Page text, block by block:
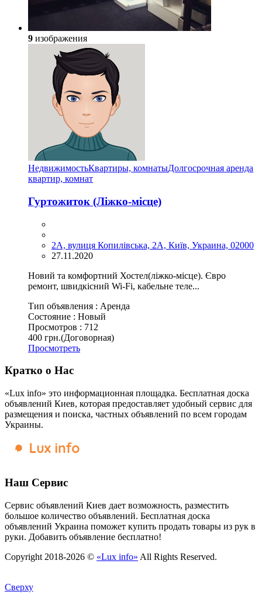
9 изображения
НедвижимостьКвартиры, комнатыДолгосрочная аренда
квартир, комнат
Гуртожиток (Ліжко-місце)
2A, вулиця Копилівська, 2А, Київ, Украина, 02000
27.11.2020
Новий та комфортний Хостел(ліжко-місце). Євро
ремонт, швидкісний Wi-Fi, кабельне теле...
Тип объявления : Аренда
Состояние : Новый
Просмотров : 712
400 грн.(Договорная)
Просмотреть
Кратко о Нас
«Lux info» это информационная площадка. Бесплатная доска
объявлений Киев, которая предоставляет удобный сервис для
размещения и поиска, частных объявлений по всем городам
Украины.
Наш Сервис
Сервис объявлений Киев дает возможность, разместить
большое количество объявлений. Бесплатная доска
объявлений Украина поможет купить продать товары из рук в
руки. Добавить объявление бесплатно!
Copyright 2018-2026 © «Lux info» All Rights Reserved.
Сверху